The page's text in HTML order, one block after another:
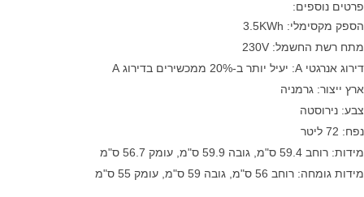
פרטים נוספים:
הספק מקסימלי: 3.5KWh
מתח רשת החשמל: 230V
דירוג אנרגטי A: יעיל יותר ב-20% ממכשירים בדירוג A
ארץ ייצור: גרמניה
צבע: נירוסטה
נפח: 72 ליטר
מידות: רוחב 59.4 ס"מ, גובה 59.9 ס"מ, עומק 56.7 ס"מ
מידות גומחה: רוחב 56 ס"מ, גובה 59 ס"מ, עומק 55 ס"מ